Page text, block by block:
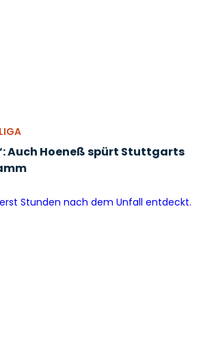
Auch Hoeneß spürt Stuttgarts